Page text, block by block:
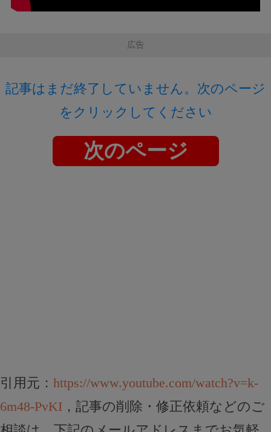
広告
記事はまだ終了していません。次のページ
をクリックしてください
次のページ
引用元： https://www.youtube.com/watch?v=k-
6m48-PvKI ，記事の削除・修正依頼などのご